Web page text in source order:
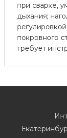
при сварке,
дыхания;
покровного
требует